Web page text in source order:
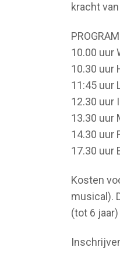
kracht
10.00 uur
10.30 uur
11:45 uur
12.30 uur
13.30 uur
14.30 uur
17.30 uur
Kosten
musical).
(tot 6